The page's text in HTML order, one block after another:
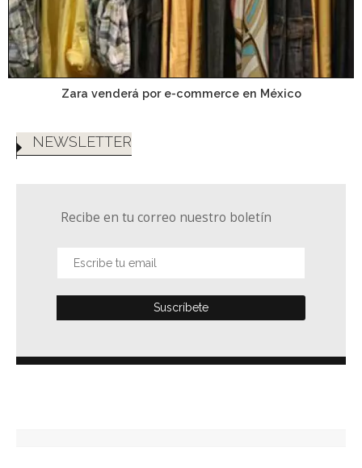
Zara venderá por e-commerce en México
NEWSLETTER
Recibe en tu correo nuestro boletín